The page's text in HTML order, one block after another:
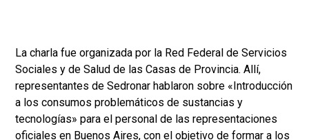
La charla fue organizada por la Red Federal de Servicios
Sociales y de Salud de las Casas de Provincia. Allí,
representantes de Sedronar hablaron sobre «Introducción
a los consumos problemáticos de sustancias y
tecnologías» para el personal de las representaciones
oficiales en Buenos Aires, con el objetivo de formar a los